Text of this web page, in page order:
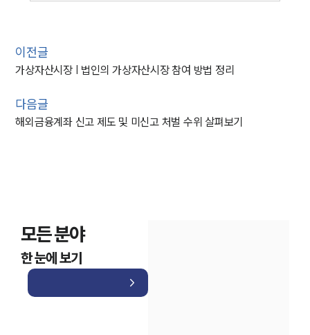
이전글
가상자산시장 | 법인의 가상자산시장 참여 방법 정리
다음글
해외금융계좌 신고 제도 및 미신고 처벌 수위 살펴보기
모든 분야
한 눈에 보기